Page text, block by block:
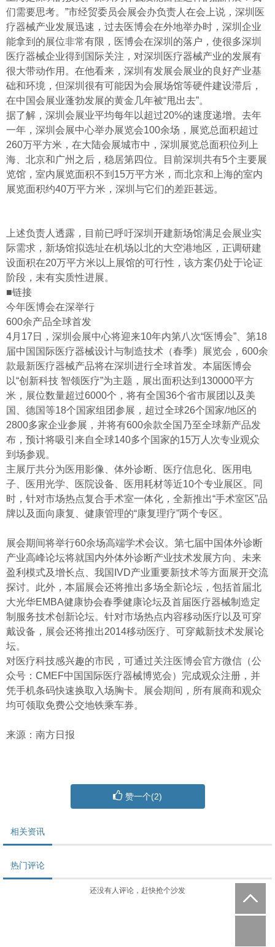
们需要思考。”市经贸委员会展会办负责人在会上说，深圳医
疗器械产业发展迅速，过去医博会在外地举办时，深圳企业
能拿到的展位非常有限，医博会在深圳的落户，使很多深圳
医疗器械企业得到国际关注，对深圳医疗器械产业的发展有
很大带动作用。在他看来，深圳有发展会展业的良好产业基
础和环境，但深圳很有可能因为会展场馆等硬件建设滞后，
在中国会展业蓬勃发展的黄金几年被“甩出去”。
据了解，深圳会展业平均每年以超过20%的速度递增。去年
一年，深圳会展中心举办展览会100余场，展览总面积超过
260万平方米，在大陆会展城市中，深圳展览总面积位列上
海、北京和广州之后，稳居第四位。目前深圳共有5个主要展
览馆，室内展览面积不到15万平方米，而北京和上海的室内
展览面积约40万平方米，深圳与它们的差距甚远。
上述负责人透露，目前已呼吁深圳开建新场馆满足会展业实
际需求，新场馆拟选址在机场以北的大空港地区，正调研建
设面积在20万平方米以上展馆的可行性，该方案仍处于论证
阶段，未有实质性进展。
■链接
今年医博会在深举行
600余产品全球首发
4月17日，深圳会展中心将迎来10年内第八次“医博会”、第18
届中国国际医疗器械设计与制造技术（春季）展览会，600余
款最新医疗器械产品将在深圳进行全球首发。本届医博会
以“创新科技 智领医疗”为主题，展出面积达到130000平方
米，展位数量超过6000个，将有全国36个省市展团以及美
国、德国等18个国家组团参展，超过全球26个国家/地区的
2800多家企业参展，并将有600余款全国乃至全球新产品发
布，预计将吸引来自全球140多个国家的15万人次专业观众
到场参观。
主展厅共分为医用影像、体外诊断、医疗信息化、医用电
子、医用光学、医院设备、医用耗材等近10个专业展区。同
时，针对市场热点复合手术室一体化，全新推出“手术室区”品
牌以及面向康复、健康管理的“康复理疗”两个专区。
展会期间将举行60余场高端学术会议。第七届中国体外诊断
产业高峰论坛将就国内外体外诊断产业技术发展方向、未来
盈利模式及增长点、我国IVD产业重要新技术等方面展开交流
探讨。此外，本届展会还将推出多场全新论坛，包括首届北
大光华EMBA健康协会春季健康论坛及首届医疗器械制造定
制服务技术创新论坛。针对市场热点内容移动医疗以及可穿
戴设备，展会还将推出2014移动医疗、可穿戴新技术发展论
坛。
对医疗科技感兴趣的市民，可通过关注医博会官方微信（公
众号：CMEF中国国际医疗器械博览会）完成观众注册，并
凭手机条码快速换取入场胸卡。展会期间，所有展商和观众
均可领取免费公交地铁乘车券。
来源：南方日报
赞一个(2)
相关资讯
热门评论
还没有人评论，赶快抢个沙发